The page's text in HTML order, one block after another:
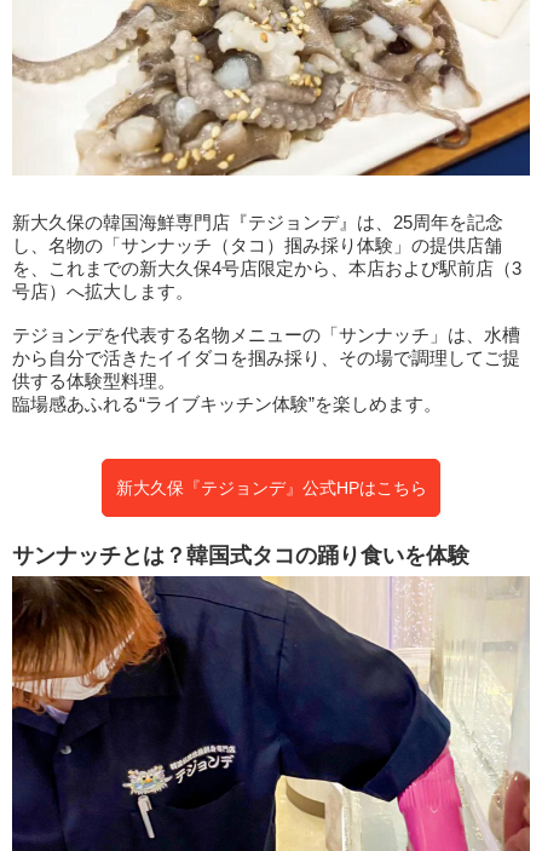
新大久保の韓国海鮮専門店『テジョンデ』は、25周年を記念
し、名物の「サンナッチ（タコ）掴み採り体験」の提供店舗
を、これまでの新大久保4号店限定から、本店および駅前店（3
号店）へ拡大します。
テジョンデを代表する名物メニューの「サンナッチ」は、水槽
から自分で活きたイイダコを掴み採り、その場で調理してご提
供する体験型料理。
臨場感あふれる“ライブキッチン体験”を楽しめます。
新大久保『テジョンデ』公式HPはこちら
サンナッチとは？韓国式タコの踊り食いを体験